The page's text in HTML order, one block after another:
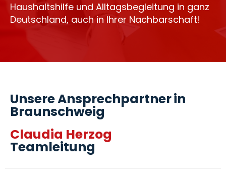
Haushaltshilfe und Alltagsbegleitung in ganz
Deutschland, auch in Ihrer Nachbarschaft!
Unsere Ansprechpartner in
Braunschweig
Claudia Herzog
Teamleitung